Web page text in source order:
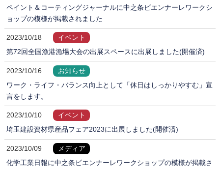
ペイント＆コーティングジャーナルに中之条ビエンナーレワークシ
ョップの模様が掲載されました
2023/10/18
イベント
第72回全国漁港漁場大会の出展スペースに出展しました(開催済)
2023/10/16
お知らせ
ワーク・ライフ・バランス向上として「休日はしっかりやすむ」宣
言をします。
2023/10/10
イベント
埼玉建設資材県産品フェア2023に出展しました(開催済)
2023/10/09
メディア
化学工業日報に中之条ビエンナーレワークショップの模様が掲載さ